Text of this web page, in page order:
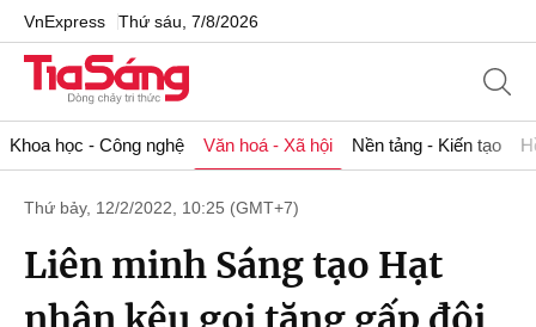
VnExpress Thứ sáu, 7/8/2026
Khoa học - Công nghệ Văn hoá - Xã hội Nền tảng - Kiến tạo
Thứ bảy, 12/2/2022, 10:25 (GMT+7)
Liên minh Sáng tạo Hạt